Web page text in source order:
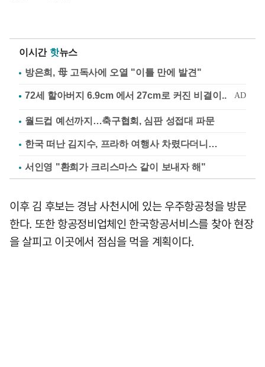
이시간 핫뉴스
방은희, 母 고독사에 오열 "이틀 만에 발견"
월드컵 예선까지…축구협회, 심판 성접대 파문
한국 떠난 김지수, 프라하 여행사 차렸다더니…
서인영 "환희가 크리스마스 같이 보내자 해"
이후 김 후보는 경남 사천시에 있는 우주항공청을 방문
한다. 또한 항공정비업체인 한국항공서비스를 찾아 현장
을 살피고 이곳에서 점심을 먹을 계획이다.